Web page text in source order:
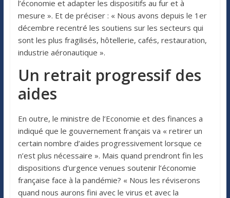
l’économie et adapter les dispositifs au fur et à
mesure ». Et de préciser : « Nous avons depuis le 1er
décembre recentré les soutiens sur les secteurs qui
sont les plus fragilisés, hôtellerie, cafés, restauration,
industrie aéronautique ».
Un retrait progressif des
aides
En outre, le ministre de l’Economie et des finances a
indiqué que le gouvernement français va « retirer un
certain nombre d’aides progressivement lorsque ce
n’est plus nécessaire ». Mais quand prendront fin les
dispositions d’urgence venues soutenir l’économie
française face à la pandémie? « Nous les réviserons
quand nous aurons fini avec le virus et avec la